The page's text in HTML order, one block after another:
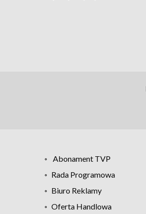
Abonament TVP
Rada Programowa
Biuro Reklamy
Oferta Handlowa